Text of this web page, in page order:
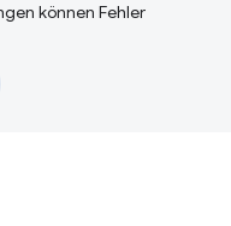
können Fehler